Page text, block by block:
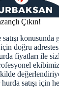
Çıkın!
satışı
doğru
fiyatları ile
satışı için